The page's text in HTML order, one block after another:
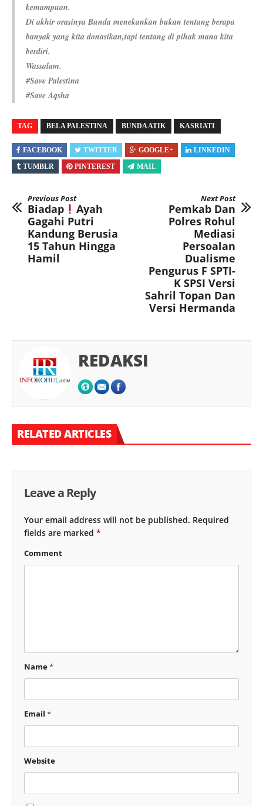
kemampuan.
Di akhir orasinya Bunda menekankan bukan tentang berapa
banyak yang kita donasikan,tapi tentang di pihak mana kita
berdiri.
Wassalam.
#Save Palestina
#Save Aqsha
TAG BELA PALESTINA BUNDA ATIK KASRIATI
FACEBOOK TWITTER GOOGLE+
LINKEDIN
TUMBLR
PINTEREST MAIL
Previous Post
Biadap
Ayah
Gagahi Putri
Kandung Berusia
15 Tahun Hingga
Hamil
Next Post
Pemkab Dan
Polres Rohul
Mediasi
Persoalan
Dualisme
Pengurus F SPTI-
K SPSI Versi
Sahril Topan Dan
Versi Hermanda
REDAKSI
RELATED ARTICLES
Leave a Reply
Your email address will not be published. Required
fields are marked *
Comment
Name*
Email *
Website